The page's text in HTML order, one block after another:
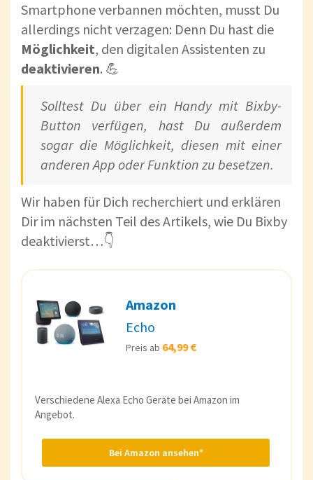
Smartphone verbannen möchten, musst Du
allerdings nicht verzagen: Denn Du hast die
Möglichkeit, den digitalen Assistenten zu
deaktivieren. 💪
Solltest Du über ein Handy mit Bixby-
Button verfügen, hast Du außerdem
sogar die Möglichkeit, diesen mit einer
anderen App oder Funktion zu besetzen.
Wir haben für Dich recherchiert und erklären
Dir im nächsten Teil des Artikels, wie Du Bixby
deaktivierst…👇
Amazon
Echo
Preis ab 64,99 €
Verschiedene Alexa Echo Geräte bei Amazon im
Angebot.
Bei Amazon ansehen*